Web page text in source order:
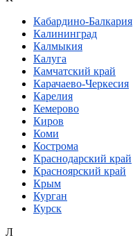
Кабардино-Балкария
Калининград
Калмыкия
Калуга
Камчатский край
Карачаево-Черкесия
Карелия
Кемерово
Киров
Коми
Кострома
Краснодарский край
Красноярский край
Крым
Курган
Курск
Л